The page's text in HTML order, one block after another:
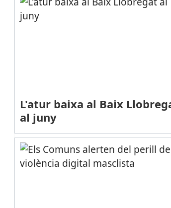
L'atur baixa al Baix
al juny